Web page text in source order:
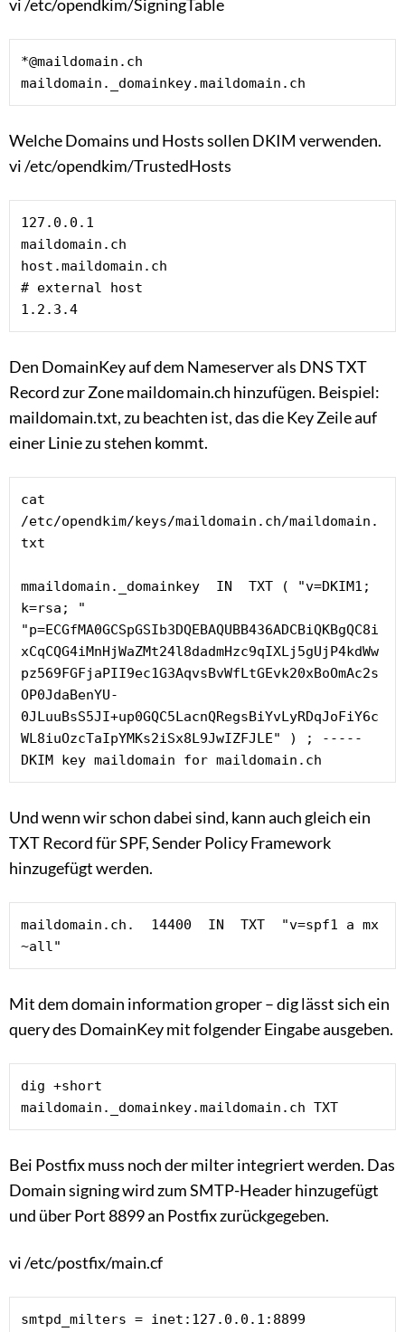
vi /etc/opendkim/SigningTable
*@maildomain.ch
maildomain._domainkey.maildomain.ch
Welche Domains und Hosts sollen DKIM verwenden.
vi /etc/opendkim/TrustedHosts
127.0.0.1
maildomain.ch
host.maildomain.ch
# external host
1.2.3.4
Den DomainKey auf dem Nameserver als DNS TXT
Record zur Zone maildomain.ch hinzufügen. Beispiel:
maildomain.txt, zu beachten ist, das die Key Zeile auf
einer Linie zu stehen kommt.
cat
/etc/opendkim/keys/maildomain.ch/maildomain.
txt
mmaildomain._domainkey  IN  TXT ( "v=DKIM1;
k=rsa; "
"p=ECGfMA0GCSpGSIb3DQEBAQUBB436ADCBiQKBgQC8i
xCqCQG4iMnHjWaZMt24l8dadmHzc9qIXLj5gUjP4kdWw
pz569FGFjaPII9ec1G3AqvsBvWfLtGEvk20xBoOmAc2s
OP0JdaBenYU-
0JLuuBsS5JI+up0GQC5LacnQRegsBiYvLyRDqJoFiY6c
WL8iuOzcTaIpYMKs2iSx8L9JwIZFJLE" ) ; -----
DKIM key maildomain for maildomain.ch
Und wenn wir schon dabei sind, kann auch gleich ein
TXT Record für SPF, Sender Policy Framework
hinzugefügt werden.
maildomain.ch.  14400  IN  TXT  "v=spf1 a mx
~all"
Mit dem domain information groper – dig lässt sich ein
query des DomainKey mit folgender Eingabe ausgeben.
dig +short
maildomain._domainkey.maildomain.ch TXT
Bei Postfix muss noch der milter integriert werden. Das
Domain signing wird zum SMTP-Header hinzugefügt
und über Port 8899 an Postfix zurückgegeben.
vi /etc/postfix/main.cf
smtpd_milters = inet:127.0.0.1:8899